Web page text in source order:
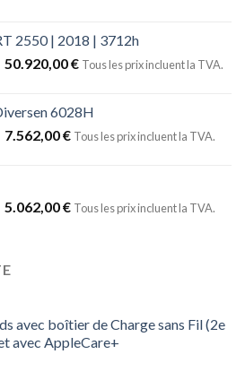
2550 | 2018 | 3712h
50.920,00€ Tous les prix incluent la TVA.
6028H
7.562,00€ Tous les prix incluent la TVA.
5.062,00€ Tous les prix incluent la TVA.
avec boîtier de Charge sans Fil (2e
avec AppleCare+